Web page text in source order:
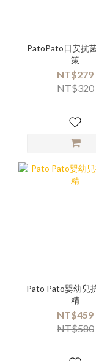
PatoPato日安抗
策
NT$279
NT$320
Pato Pato嬰幼兒
精
NT$459
NT$580